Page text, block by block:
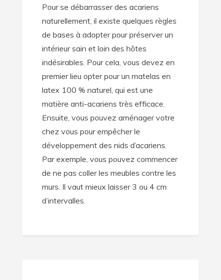
Pour se débarrasser des acariens
naturellement, il existe quelques règles
de bases à adopter pour préserver un
intérieur sain et loin des hôtes
indésirables. Pour cela, vous devez en
premier lieu opter pour un matelas en
latex 100 % naturel, qui est une
matière anti-acariens très efficace.
Ensuite, vous pouvez aménager votre
chez vous pour empêcher le
développement des nids d’acariens.
Par exemple, vous pouvez commencer
de ne pas coller les meubles contre les
murs. Il vaut mieux laisser 3 ou 4 cm
d’intervalles.